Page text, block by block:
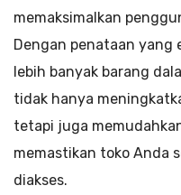
memaksimalkan
Dengan penataan yang
lebih banyak barang
tidak hanya
tetapi juga
memastikan toko Anda
diakses.